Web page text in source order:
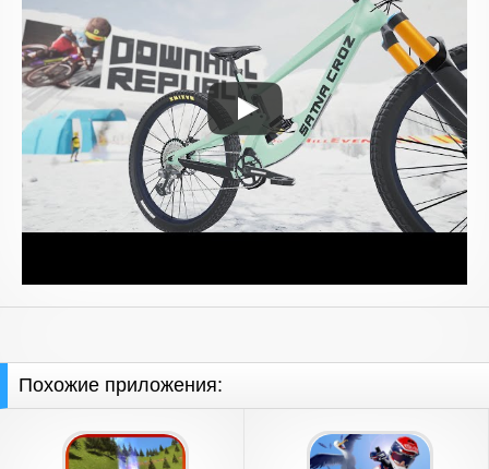
Похожие приложения: